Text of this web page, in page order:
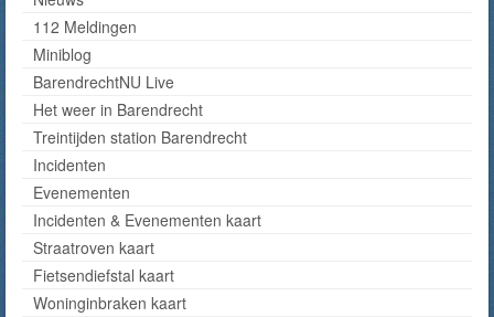
112 Meldingen
Miniblog
BarendrechtNU Live
Het weer in Barendrecht
Treintijden station Barendrecht
Incidenten
Evenementen
Incidenten & Evenementen kaart
Straatroven kaart
Fietsendiefstal kaart
Woninginbraken kaart